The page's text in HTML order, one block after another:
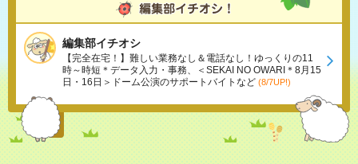
編集部イチオシ
【完全在宅！】難しい業務なし＆電話なし！ゆっくりの11
時～時短＊データ入力・事務、＜SEKAI NO OWARI＊8月15
日・16日＞ドーム公演のサポートバイトなど (8/7UP!)